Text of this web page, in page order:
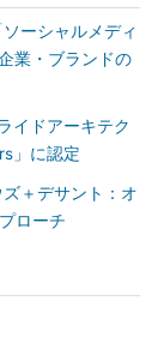
ーシャルメディ
業・ブランドの
イドアーキテク
」に認定
ズ＋デサント：オ
ローチ